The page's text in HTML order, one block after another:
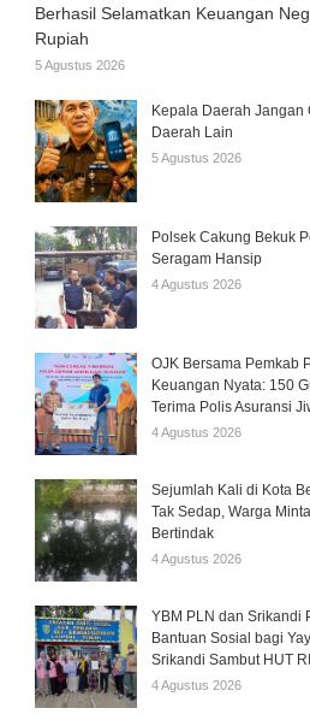
Berhasil Selamatkan Keuangan
Rupiah
5 Agustus 2026
Kepala Daerah Jangan
Daerah Lain
5 Agustus 2026
Polsek Cakung Bekuk
Seragam Hansip
4 Agustus 2026
OJK Bersama Pemkab
Keuangan Nyata: 150
Terima Polis Asuransi
4 Agustus 2026
Sejumlah Kali di Kota
Tak Sedap, Warga
Bertindak
4 Agustus 2026
YBM PLN dan Srikandi
Bantuan Sosial bagi
Srikandi Sambut HUT
4 Agustus 2026